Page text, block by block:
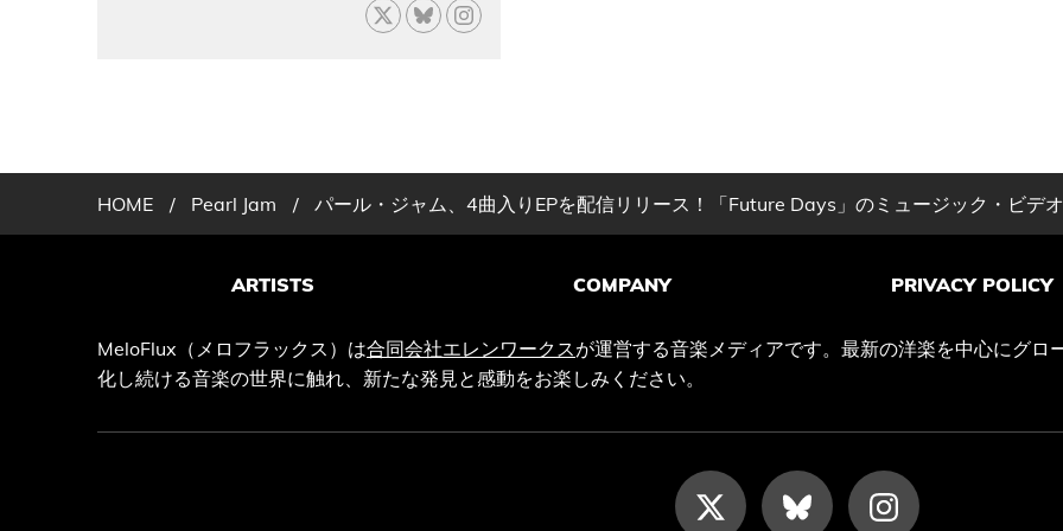
HOME / Pearl Jam / パール・ジャム、4曲入りEPを配信リリース！「Future Days」のミュージック・ビデ
ARTISTS COMPANY PRIVACY POLICY
MeloFlux（メロフラックス）は合同会社エレンワークスが運営する音楽メディアです。最新の洋楽を中心にグ
化し続ける音楽の世界に触れ、新たな発見と感動をお楽しみください。